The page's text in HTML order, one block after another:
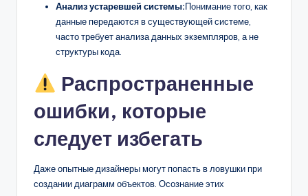
Анализ устаревшей системы:Понимание того, как
данные передаются в существующей системе,
часто требует анализа данных экземпляров, а не
структуры кода.
Распространенные
ошибки, которые
следует избегать
Даже опытные дизайнеры могут попасть в ловушки при
создании диаграмм объектов. Осознание этих